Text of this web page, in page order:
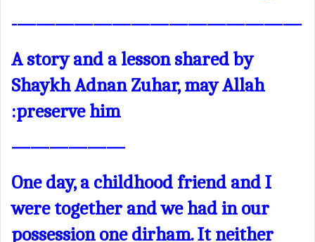
———————————————-
A story and a lesson shared by
Shaykh Adnan Zuhar, may Allah
preserve him:
——————
One day, a childhood friend and I
were together and we had in our
possession one dirham. It neither